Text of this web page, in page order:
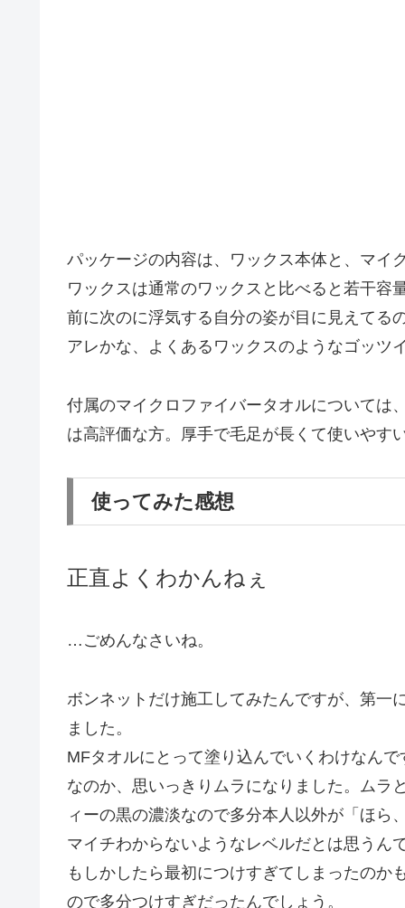
パッケージの内容は、ワックス本体と、マイ
ワックスは通常のワックスと比べると若干容
前に次のに浮気する自分の姿が目に見えてる
アレかな、よくあるワックスのようなゴッツ
付属のマイクロファイバータオルについては
は高評価な方。厚手で毛足が長くて使いやす
使ってみた感想
正直よくわかんねぇ
…ごめんなさいね。
ボンネットだけ施工してみたんですが、第一
ました。
MFタオルにとって塗り込んでいくわけなん
なのか、思いっきりムラになりました。ムラ
ィーの黒の濃淡なので多分本人以外が「ほら
マイチわからないようなレベルだとは思うん
もしかしたら最初につけすぎてしまったのか
ので多分つけすぎだったんでしょう。